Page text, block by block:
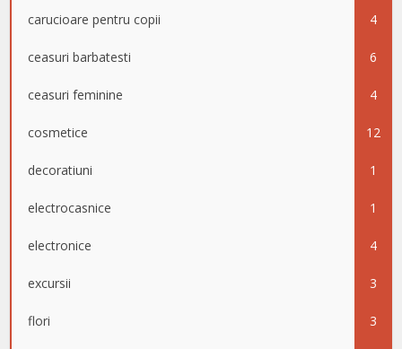
carucioare pentru copii 4
ceasuri barbatesti 6
ceasuri feminine 4
cosmetice 12
decoratiuni 1
electrocasnice 1
electronice 4
excursii 3
flori 3